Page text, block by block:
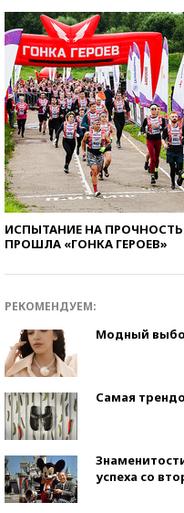
ИСПЫТАНИЕ НА
ПРОШЛА «ГОНКА ГЕРОЕВ»
РЕКОМЕНДУЕМ:
Модный
Самая
успеха со